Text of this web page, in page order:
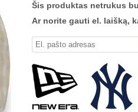
Šis produktas netrukus
Ar norite gauti el. laišką,